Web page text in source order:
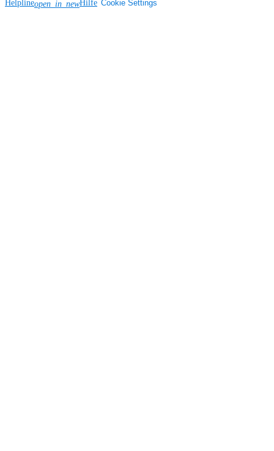
Helplineopen_in_newHilfe Cookie Settings